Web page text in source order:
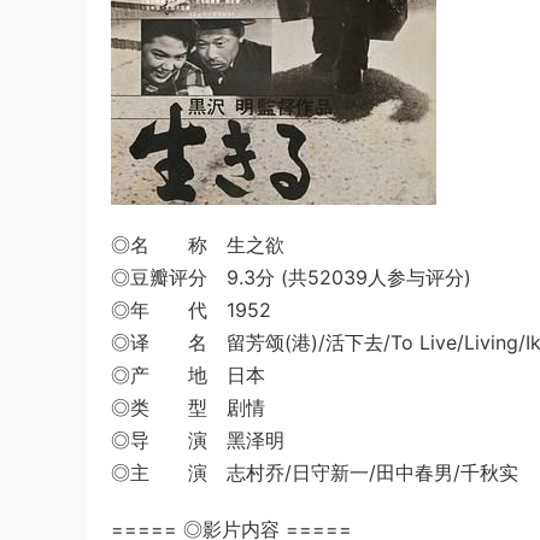
◎名 称 生之欲
◎豆瓣评分 9.3分 (共52039人参与评分)
◎年 代 1952
◎译 名 留芳颂(港)/活下去/To Live/Living/
◎产 地 日本
◎类 型 剧情
◎导 演 黑泽明
◎主 演 志村乔/日守新一/田中春男/千秋实
===== ◎影片内容 =====